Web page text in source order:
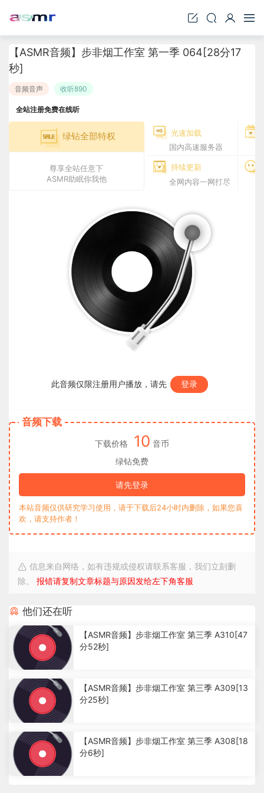
【ASMR音频】步非烟工作室 第一季 064[28分17
秒]
音频音声 收听890
全站注册免费在线听
绿钻全部特权
尊享全站任意下
ASMR助眠你我他
光速加载
国内高速服务器
持续更新
全网内容一网打尽
此音频仅限注册用户播放，请先 登录
音频下载
下载价格 10 音币
绿钻免费
请先登录
本站音频仅供研究学习使用，请于下载后24小时内删除，如果您喜
欢，请支持作者！
信息来自网络，如有违规或侵权请联系客服，我们立刻删
除。 报错请复制文章标题与原因发给左下角客服
他们还在听
7
【ASMR音频】步非烟工作室 第三季 A310[47
分52秒]
6
【ASMR音频】步非烟工作室 第三季 A309[13
分25秒]
【ASMR音频】步非烟工作室 第三季 A308[18
分6秒]